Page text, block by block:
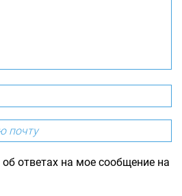
ответах на мое сообщение на